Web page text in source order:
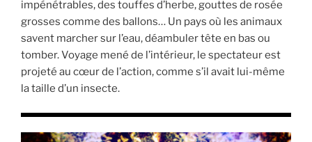
impénétrables, des touffes d’herbe, gouttes de rosée
grosses comme des ballons… Un pays où les animaux
savent marcher sur l’eau, déambuler tête en bas ou
tomber. Voyage mené de l’intérieur, le spectateur est
projeté au cœur de l’action, comme s’il avait lui-même
la taille d’un insecte.